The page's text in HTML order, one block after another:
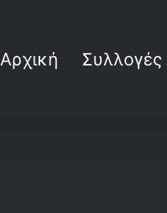
Αρχική Συλλογές